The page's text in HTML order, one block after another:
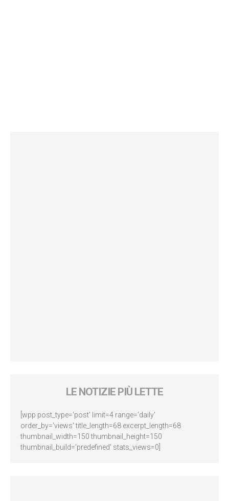
LE NOTIZIE PIÙ LETTE
[wpp post_type='post' limit=4 range='daily'
order_by='views' title_length=68 excerpt_length=68
thumbnail_width=150 thumbnail_height=150
thumbnail_build='predefined' stats_views=0]